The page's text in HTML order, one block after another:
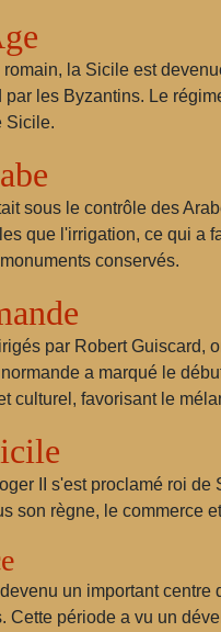
la Sicile est
par les Byzantins. Le
Sicile.
sous le contrôle des
que l'irrigation, ce qui a
conservés.
par Robert Guiscard,
a marqué le
culturel, favorisant le
II s'est proclamé roi
son règne, le commerce
un important
Cette période a vu un